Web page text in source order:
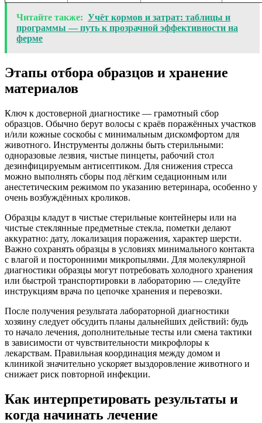
Читайте также: Учёт кормов и затрат: таблицы и
программы — путь к прозрачной эффективности на
ферме
Этапы отбора образцов и хранение
материалов
Ключ к достоверной диагностике — грамотный сбор
образцов. Обычно берут волосы с краёв поражённых участков
и/или кожные соскобы с минимальным дискомфортом для
животного. Инструменты должны быть стерильными:
одноразовые лезвия, чистые пинцеты, рабочий стол
дезинфицируемым антисептиком. Для снижения стресса
можно выполнять сборы под лёгким седационным или
анестетическим режимом по указанию ветеринара, особенно у
очень возбуждённых кроликов.
Образцы кладут в чистые стерильные контейнеры или на
чистые стеклянные предметные стекла, пометки делают
аккуратно: дату, локализация поражения, характер шерсти.
Важно сохранять образцы в условиях минимального контакта
с влагой и посторонними микропылями. Для молекулярной
диагностики образцы могут потребовать холодного хранения
или быстрой транспортировки в лабораторию — следуйте
инструкциям врача по цепочке хранения и перевозки.
После получения результата лабораторной диагностики
хозяину следует обсудить планы дальнейших действий: будь
то начало лечения, дополнительные тесты или смена тактики
в зависимости от чувствительности микрофлоры к
лекарствам. Правильная координация между домом и
клиникой значительно ускоряет выздоровление животного и
снижает риск повторной инфекции.
Как интерпретировать результаты и
когда начинать лечение